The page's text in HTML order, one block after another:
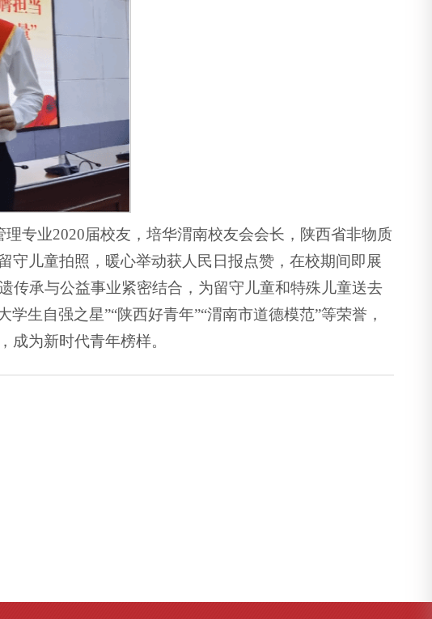
专业2020届校友，培华渭南校友会会长，陕西省非物质
守儿童拍照，暖心举动获人民日报点赞，在校期间即展
传承与公益事业紧密结合，为留守儿童和特殊儿童送去
生自强之星”“陕西好青年”“渭南市道德模范”等荣誉，
为新时代青年榜样。